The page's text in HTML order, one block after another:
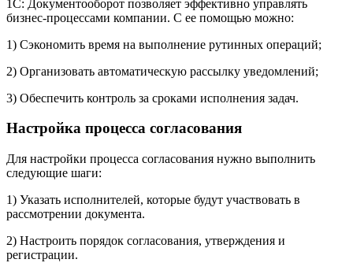
1С: Документооборот позволяет эффективно управлять
бизнес-процессами компании. С ее помощью можно:
1) Сэкономить время на выполнение рутинных операций;
2) Организовать автоматическую рассылку уведомлений;
3) Обеспечить контроль за сроками исполнения задач.
Настройка процесса согласования
Для настройки процесса согласования нужно выполнить
следующие шаги:
1) Указать исполнителей, которые будут участвовать в
рассмотрении документа.
2) Настроить порядок согласования, утверждения и
регистрации.